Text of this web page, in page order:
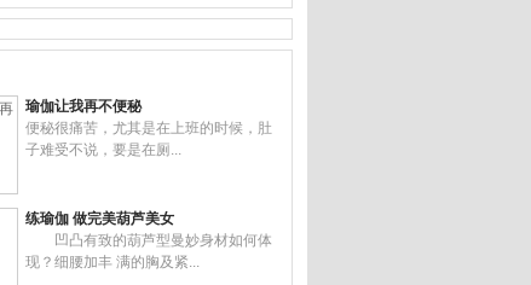
瑜伽让我再不便秘
便秘很痛苦，尤其是在上班的时候，肚
子难受不说，要是在厕...
练瑜伽 做完美葫芦美女
凹凸有致的葫芦型曼妙身材如何体
现？细腰加丰 满的胸及紧...